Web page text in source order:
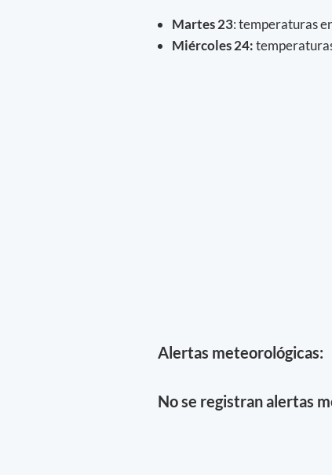
Martes 23: temperaturas
Miércoles 24:
Alertas meteorológicas:
No se registran alertas